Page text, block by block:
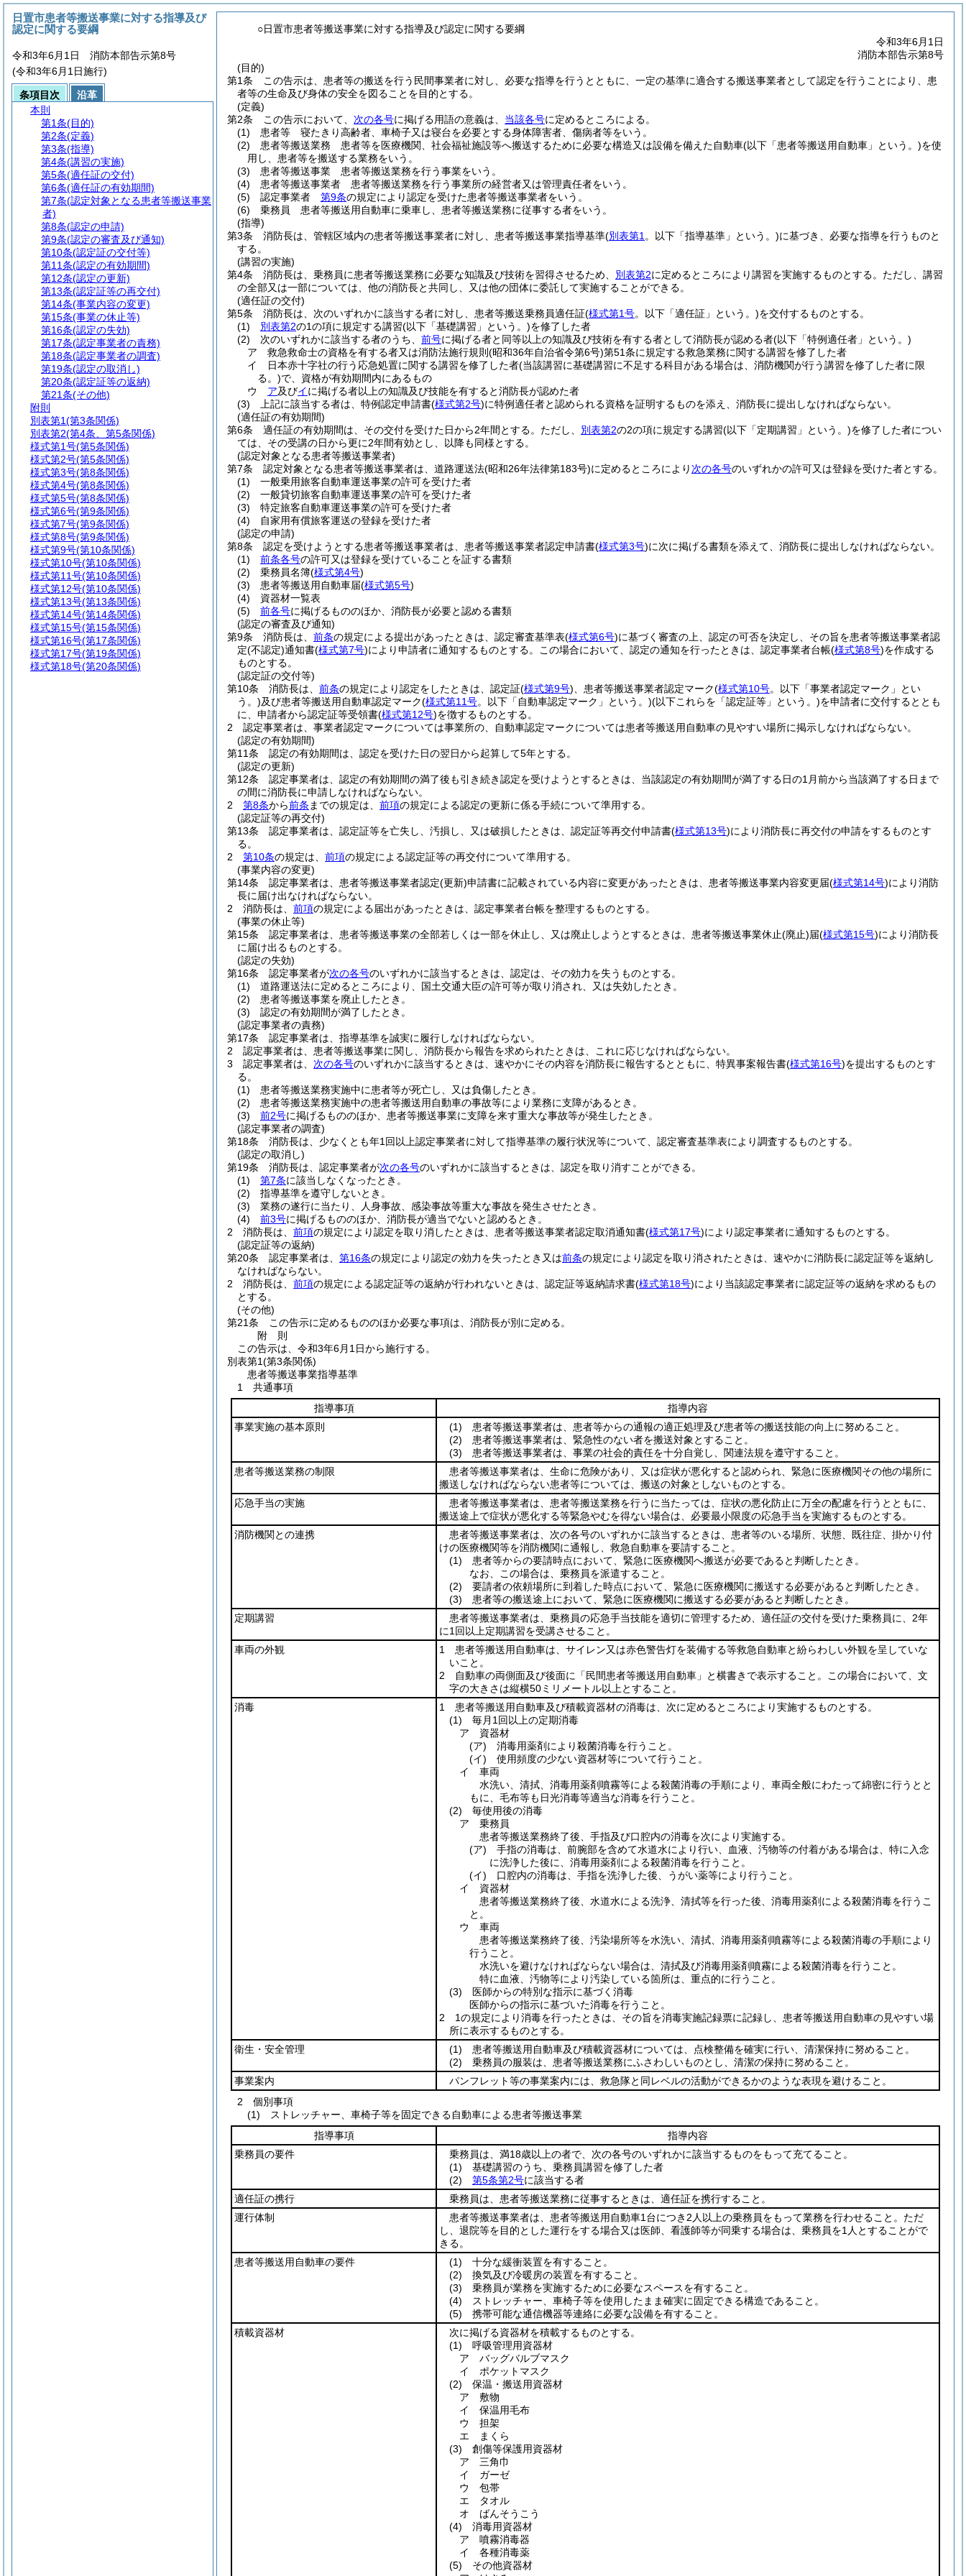
○日置市患者等搬送事業に対する指導及び認定に関する要綱
令和3年6月1日
消防本部告示第8号
(目的)
第1条
この告示は、患者等の搬送を行う民間事業者に対し、必要な指導を行うとともに、一定の基準に適合する搬送事業者として認定を行うことにより、患
者等の生命及び身体の安全を図ることを目的とする。
(定義)
第2条
この告示において、 次の各号に掲げる用語の意義は、 当該各号に定めるところによる。
(1)
患者等 寝たきり高齢者、車椅子又は寝台を必要とする身体障害者、傷病者等をいう。
(2)
患者等搬送業務 患者等を医療機関、社会福祉施設等へ搬送するために必要な構造又は設備を備えた自動車(以下「患者等搬送用自動車」という。)を使
用し、患者等を搬送する業務をいう。
(3)
患者等搬送事業 患者等搬送業務を行う事業をいう。
(4)
患者等搬送事業者 患者等搬送業務を行う事業所の経営者又は管理責任者をいう。
(5)
認定事業者 第9条の規定により認定を受けた患者等搬送事業者をいう。
(6)
乗務員 患者等搬送用自動車に乗車し、患者等搬送業務に従事する者をいう。
(指導)
第3条
消防長は、管轄区域内の患者等搬送事業者に対し、患者等搬送事業指導基準(別表第1 。以下「指導基準」という。)に基づき、必要な指導を行うものと
する。
(講習の実施)
第4条
消防長は、乗務員に患者等搬送業務に必要な知識及び技術を習得させるため、 別表第2に定めるところにより講習を実施するものとする。 ただし、講習
の全部又は一部については、他の消防長と共同し、又は他の団体に委託して実施することができる。
(適任証の交付)
第5条
消防長は、次のいずれかに該当する者に対し、患者等搬送乗務員適任証(様式第1号。以下「適任証」という。)を交付するものとする。
(1)
別表第2の1の項に規定する講習(以下「基礎講習」という。)を修了した者
(2)
次のいずれかに該当する者のうち、 前号に掲げる者と同等以上の知識及び技術を有する者として消防長が認める者(以下「特例適任者」という。)
ア
救急救命士の資格を有する者又は消防法施行規則 (昭和36年自治省令第6号)第51条に規定する救急業務に関する講習を修了した者
イ
日本赤十字社の行う応急処置に関する講習を修了した者(当該講習に基礎講習に不足する科目がある場合は、消防機関が行う講習を修了した者に限
る。)で、資格が有効期間内にあるもの
ウ
ア及びイに掲げる者以上の知識及び技能を有すると消防長が認めた者
(3)
上記に該当する者は、特例認定申請書(様式第2号)に特例適任者と認められる資格を証明するものを添え、消防長に提出しなければならない。
(適任証の有効期間)
第6条
適任証の有効期間は、その交付を受けた日から2年間とする。 ただし、 別表第2の2の項に規定する講習(以下「定期講習」という。)を修了した者につい
ては、その受講の日から更に2年間有効とし、以降も同様とする。
(認定対象となる患者等搬送事業者)
第7条
認定対象となる患者等搬送事業者は、道路運送法(昭和26年法律第183号)に定めるところにより 次の各号のいずれかの許可又は登録を受けた者とする。
(1)
一般乗用旅客自動車運送事業の許可を受けた者
(2)
一般貸切旅客自動車運送事業の許可を受けた者
(3)
特定旅客自動車運送事業の許可を受けた者
(4)
自家用有償旅客運送の登録を受けた者
(認定の申請)
第8条
認定を受けようとする患者等搬送事業者は、患者等搬送事業者認定申請書(様式第3号)に次に掲げる書類を添えて、消防長に提出しなければならない。
(1)
前条各号の許可又は登録を受けていることを証する書類
(2)
乗務員名簿(様式第4号)
(3)
患者等搬送用自動車届(様式第5号)
(4)
資器材一覧表
(5)
前各号に掲げるもののほか、消防長が必要と認める書類
(認定の審査及び通知)
第9条
消防長は、 前条の規定による提出があったときは、認定審査基準表(様式第6号)に基づく審査の上、認定の可否を決定し、その旨を患者等搬送事業者認
定(不認定)通知書(様式第7号)により申請者に通知するものとする。 この場合において、認定の通知を行ったときは、認定事業者台帳(様式第8号)を作成する
ものとする。
(認定証の交付等)
第10条
消防長は、 前条の規定により認定をしたときは、認定証(様式第9号) 、患者等搬送事業者認定マーク(様式第10号。以下「事業者認定マーク」とい
う。)及び患者等搬送用自動車認定マーク(様式第11号。以下「自動車認定マーク」という。)(以下これらを「認定証等」という。)を申請者に交付するととも
に、申請者から認定証等受領書(様式第12号)を徴するものとする。
2
認定事業者は、事業者認定マークについては事業所の、自動車認定マークについては患者等搬送用自動車の見やすい場所に掲示しなければならない。
(認定の有効期間)
第11条
認定の有効期間は、認定を受けた日の翌日から起算して5年とする。
(認定の更新)
第12条
認定事業者は、認定の有効期間の満了後も引き続き認定を受けようとするときは、当該認定の有効期間が満了する日の1月前から当該満了する日まで
の間に消防長に申請しなければならない。
2
第8条から前条 までの規定は、 前項の規定による認定の更新に係る手続について準用する。
(認定証等の再交付)
第13条
認定事業者は、認定証等を亡失し、汚損し、又は破損したときは、認定証等再交付申請書(様式第13号)により消防長に再交付の申請をするものとす
る。
2
第10条の規定は、 前項の規定による認定証等の再交付について準用する。
(事業内容の変更)
第14条
認定事業者は、患者等搬送事業者認定(更新)申請書に記載されている内容に変更があったときは、患者等搬送事業内容変更届(様式第14号)により消防
長に届け出なければならない。
2
消防長は、 前項の規定による届出があったときは、認定事業者台帳を整理するものとする。
(事業の休止等)
第15条
認定事業者は、患者等搬送事業の全部若しくは一部を休止し、又は廃止しようとするときは、患者等搬送事業休止(廃止)届(様式第15号)により消防長
に届け出るものとする。
(認定の失効)
第16条
認定事業者が次の各号のいずれかに該当するときは、認定は、その効力を失うものとする。
(1)
道路運送法に定めるところにより、国土交通大臣の許可等が取り消され、又は失効したとき。
(2)
患者等搬送事業を廃止したとき。
(3)
認定の有効期間が満了したとき。
(認定事業者の責務)
第17条
認定事業者は、指導基準を誠実に履行しなければならない。
2
認定事業者は、患者等搬送事業に関し、消防長から報告を求められたときは、これに応じなければならない。
3
認定事業者は、 次の各号のいずれかに該当するときは、速やかにその内容を消防長に報告するとともに、特異事案報告書(様式第16号)を提出するものとす
る。
(1)
患者等搬送業務実施中に患者等が死亡し、又は負傷したとき。
(2)
患者等搬送業務実施中の患者等搬送用自動車の事故等により業務に支障があるとき。
(3)
前2号に掲げるもののほか、患者等搬送事業に支障を来す重大な事故等が発生したとき。
(認定事業者の調査)
第18条
消防長は、少なくとも年1回以上認定事業者に対して指導基準の履行状況等について、認定審査基準表により調査するものとする。
(認定の取消し)
第19条
消防長は、認定事業者が次の各号のいずれかに該当するときは、認定を取り消すことができる。
(1)
第7条に該当しなくなったとき。
(2)
指導基準を遵守しないとき。
(3)
業務の遂行に当たり、人身事故、感染事故等重大な事故を発生させたとき。
(4)
前3号に掲げるもののほか、消防長が適当でないと認めるとき。
2
消防長は、 前項の規定により認定を取り消したときは、患者等搬送事業者認定取消通知書(様式第17号)により認定事業者に通知するものとする。
(認定証等の返納)
第20条
認定事業者は、 第16条の規定により認定の効力を失ったとき又は前条の規定により認定を取り消されたときは、速やかに消防長に認定証等を返納し
なければならない。
2
消防長は、 前項の規定による認定証等の返納が行われないときは、認定証等返納請求書(様式第18号)により当該認定事業者に認定証等の返納を求めるもの
とする。
(その他)
第21条
この告示に定めるもののほか必要な事項は、消防長が別に定める。
附 則
この告示は、令和3年6月1日から施行する。
別表第1(第3条関係)
患者等搬送事業指導基準
1 共通事項
指導事項
指導内容
事業実施の基本原則
(1) 患者等搬送事業者は、患者等からの通報の適正処理及び患者等の搬送技能の向上に努めること。
(2) 患者等搬送事業者は、緊急性のない者を搬送対象とすること。
(3) 患者等搬送事業者は、事業の社会的責任を十分自覚し、関連法規を遵守すること。
患者等搬送業務の制限
患者等搬送事業者は、生命に危険があり、又は症状が悪化すると認められ、緊急に医療機関その他の場所に
搬送しなければならない患者等については、搬送の対象としないものとする。
応急手当の実施
患者等搬送事業者は、患者等搬送業務を行うに当たっては、症状の悪化防止に万全の配慮を行うとともに、
搬送途上で症状が悪化する等緊急やむを得ない場合は、必要最小限度の応急手当を実施するものとする。
消防機関との連携
患者等搬送事業者は、次の各号のいずれかに該当するときは、患者等のいる場所、状態、既往症、掛かり付
けの医療機関等を消防機関に通報し、救急自動車を要請すること。
(1) 患者等からの要請時点において、緊急に医療機関へ搬送が必要であると判断したとき。
なお、この場合は、乗務員を派遣すること。
(2) 要請者の依頼場所に到着した時点において、緊急に医療機関に搬送する必要があると判断したとき。
(3) 患者等の搬送途上において、緊急に医療機関に搬送する必要があると判断したとき。
定期講習
患者等搬送事業者は、乗務員の応急手当技能を適切に管理するため、適任証の交付を受けた乗務員に、2年
に1回以上定期講習を受講させること。
車両の外観
1 患者等搬送用自動車は、サイレン又は赤色警告灯を装備する等救急自動車と紛らわしい外観を呈していな
いこと。
2 自動車の両側面及び後面に「民間患者等搬送用自動車」と横書きで表示すること。この場合において、文
字の大きさは縦横50ミリメートル以上とすること。
消毒
1 患者等搬送用自動車及び積載資器材の消毒は、次に定めるところにより実施するものとする。
(1) 毎月1回以上の定期消毒
ア 資器材
(ア) 消毒用薬剤により殺菌消毒を行うこと。
(イ) 使用頻度の少ない資器材等について行うこと。
イ 車両
水洗い、清拭、消毒用薬剤噴霧等による殺菌消毒の手順により、車両全般にわたって綿密に行うとと
もに、毛布等も日光消毒等適当な消毒を行うこと。
(2) 毎使用後の消毒
ア 乗務員
患者等搬送業務終了後、手指及び口腔内の消毒を次により実施する。
(ア) 手指の消毒は、前腕部を含めて水道水により行い、血液、汚物等の付着がある場合は、特に入念
に洗浄した後に、消毒用薬剤による殺菌消毒を行うこと。
(イ) 口腔内の消毒は、手指を洗浄した後、うがい薬等により行うこと。
イ 資器材
患者等搬送業務終了後、水道水による洗浄、清拭等を行った後、消毒用薬剤による殺菌消毒を行うこ
と。
ウ 車両
患者等搬送業務終了後、汚染場所等を水洗い、清拭、消毒用薬剤噴霧等による殺菌消毒の手順により
行うこと。
水洗いを避けなければならない場合は、清拭及び消毒用薬剤噴霧による殺菌消毒を行うこと。
特に血液、汚物等により汚染している箇所は、重点的に行うこと。
(3) 医師からの特別な指示に基づく消毒
医師からの指示に基づいた消毒を行うこと。
2 1の規定により消毒を行ったときは、その旨を消毒実施記録票に記録し、患者等搬送用自動車の見やすい場
所に表示するものとする。
衛生・安全管理
(1) 患者等搬送用自動車及び積載資器材については、点検整備を確実に行い、清潔保持に努めること。
(2) 乗務員の服装は、患者等搬送業務にふさわしいものとし、清潔の保持に努めること。
事業案内
パンフレット等の事業案内には、救急隊と同レベルの活動ができるかのような表現を避けること。
2 個別事項
(1) ストレッチャー、車椅子等を固定できる自動車による患者等搬送事業
指導事項
指導内容
乗務員の要件
乗務員は、満18歳以上の者で、次の各号のいずれかに該当するものをもって充てること。
(1) 基礎講習のうち、乗務員講習を修了した者
(2)
第5条第2号に該当する者
適任証の携行
乗務員は、患者等搬送業務に従事するときは、適任証を携行すること。
運行体制
患者等搬送事業者は、患者等搬送用自動車1台につき2人以上の乗務員をもって業務を行わせること。ただ
し、退院等を目的とした運行をする場合又は医師、看護師等が同乗する場合は、乗務員を1人とすることがで
きる。
患者等搬送用自動車の要件
(1) 十分な緩衝装置を有すること。
(2) 換気及び冷暖房の装置を有すること。
(3) 乗務員が業務を実施するために必要なスペースを有すること。
(4) ストレッチャー、車椅子等を使用したまま確実に固定できる構造であること。
(5) 携帯可能な通信機器等連絡に必要な設備を有すること。
積載資器材
次に掲げる資器材を積載するものとする。
(1) 呼吸管理用資器材
ア バッグバルブマスク
イ ポケットマスク
(2) 保温・搬送用資器材
ア 敷物
イ 保温用毛布
ウ 担架
エ まくら
(3) 創傷等保護用資器材
ア 三角巾
イ ガーゼ
ウ 包帯
エ タオル
オ ばんそうこう
(4) 消毒用資器材
ア 噴霧消毒器
イ 各種消毒薬
(5) その他資器材
日置市患者等搬送事業に対する指導及び
認定に関する要綱
令和3年6月1日 消防本部告示第8号
(令和3年6月1日施行)
条項目次
沿革
本則
第1条(目的)
第2条(定義)
第3条(指導)
第4条(講習の実施)
第5条(適任証の交付)
第6条(適任証の有効期間)
第7条(認定対象となる患者等搬送事業
者)
第8条(認定の申請)
第9条(認定の審査及び通知)
第10条(認定証の交付等)
第11条(認定の有効期間)
第12条(認定の更新)
第13条(認定証等の再交付)
第14条(事業内容の変更)
第15条(事業の休止等)
第16条(認定の失効)
第17条(認定事業者の責務)
第18条(認定事業者の調査)
第19条(認定の取消し)
第20条(認定証等の返納)
第21条(その他)
附則
別表第1(第3条関係)
別表第2(第4条、第5条関係)
様式第1号(第5条関係)
様式第2号(第5条関係)
様式第3号(第8条関係)
様式第4号(第8条関係)
様式第5号(第8条関係)
様式第6号(第9条関係)
様式第7号(第9条関係)
様式第8号(第9条関係)
様式第9号(第10条関係)
様式第10号(第10条関係)
様式第11号(第10条関係)
様式第12号(第10条関係)
様式第13号(第13条関係)
様式第14号(第14条関係)
様式第15号(第15条関係)
様式第16号(第17条関係)
様式第17号(第19条関係)
様式第18号(第20条関係)